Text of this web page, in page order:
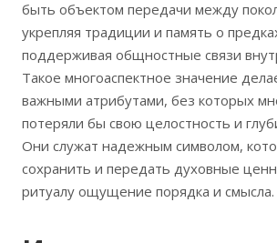
быть объектом передачи между
укрепляя традиции и память о
поддерживая общностные связи
Такое многоаспектное значение
важными атрибутами, без которых
потеряли бы свою целостность и
Они служат надежным символом,
сохранить и передать духовные
ритуалу ощущение порядка и смысла.